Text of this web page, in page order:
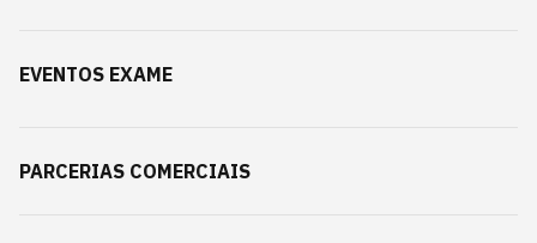
EVENTOS EXAME
PARCERIAS COMERCIAIS